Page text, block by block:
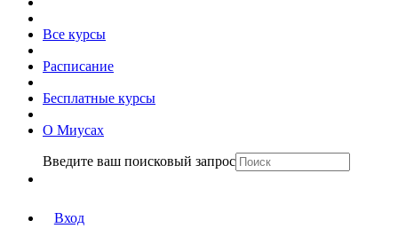
Все курсы
Расписание
Бесплатные курсы
О Миусах
Введите ваш поисковый запрос
Вход